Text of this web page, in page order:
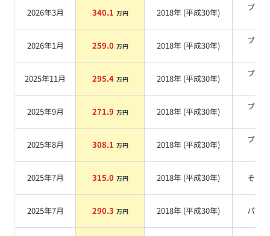
2026年3月 340.1 万円 2018年 (平成30年)
ブラ
2026年1月 259.0 万円 2018年 (平成30年)
ブラ
2025年11月 295.4 万円 2018年 (平成30年)
ブラ
2025年9月 271.9 万円 2018年 (平成30年)
ブラ
2025年8月 308.1 万円 2018年 (平成30年)
ブラ
2025年7月 315.0 万円 2018年 (平成30年) その他
2025年7月 290.3 万円 2018年 (平成30年) パール